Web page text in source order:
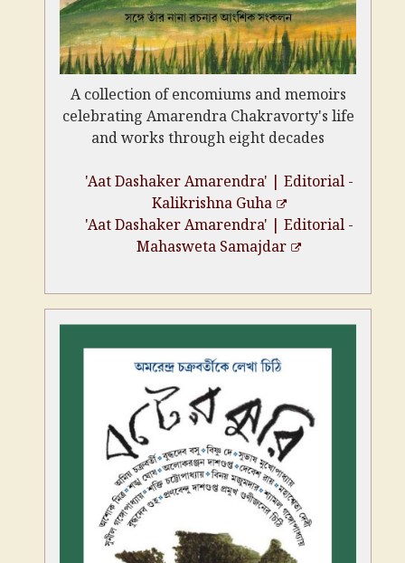
A collection of encomiums and memoirs
celebrating Amarendra Chakravorty's life
and works through eight decades
'Aat Dashaker Amarendra' | Editorial -
Kalikrishna Guha
'Aat Dashaker Amarendra' | Editorial -
Mahasweta Samajdar